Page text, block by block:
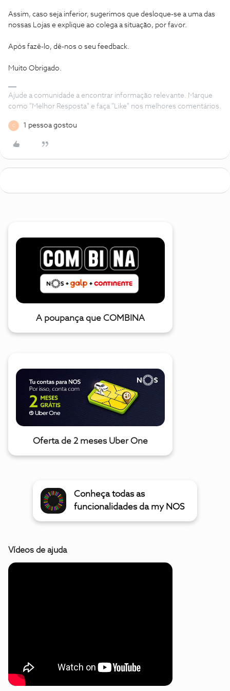
Assim, caso seja inferior, sugerimos que desloque-se a uma das
nossas Lojas e explique ao colega a situação, por favor.
Após fazê-lo, dê-nos o seu feedback.
Muito Obrigado.
Ajude a comunidade a encontrar informação relevante. Marque
como "Melhor Resposta" e faça "Like" nos melhores comentários.
C 1 pessoa gostou
A poupança que COMBINA
Oferta de 2 meses Uber One
Conheça todas as
funcionalidades da my NOS
Vídeos de ajuda